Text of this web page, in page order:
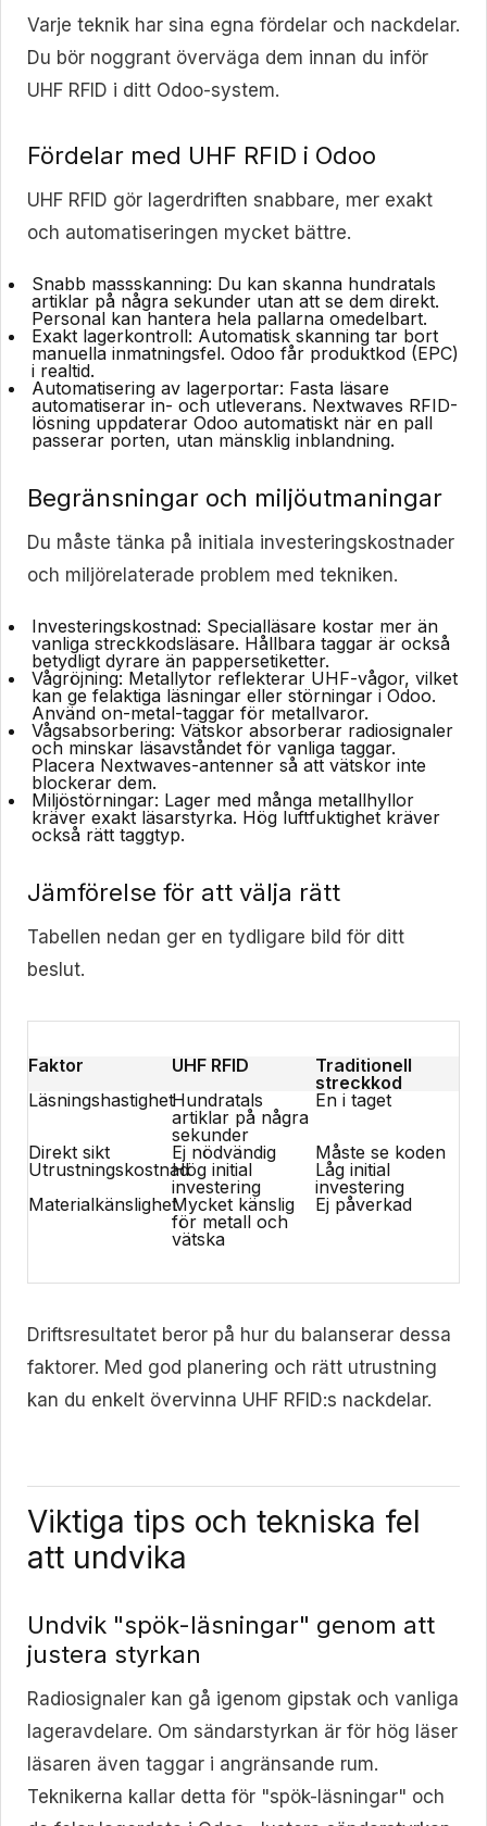
Varje teknik har sina egna fördelar och nackdelar.
Du bör noggrant överväga dem innan du inför
UHF RFID i ditt Odoo-system.
Fördelar med UHF RFID i Odoo
UHF RFID gör lagerdriften snabbare, mer exakt
och automatiseringen mycket bättre.
Snabb massskanning: Du kan skanna hundratals
artiklar på några sekunder utan att se dem direkt.
Personal kan hantera hela pallarna omedelbart.
Exakt lagerkontroll: Automatisk skanning tar bort
manuella inmatningsfel. Odoo får produktkod (EPC)
i realtid.
Automatisering av lagerportar: Fasta läsare
automatiserar in- och utleverans. Nextwaves RFID-
lösning uppdaterar Odoo automatiskt när en pall
passerar porten, utan mänsklig inblandning.
Begränsningar och miljöutmaningar
Du måste tänka på initiala investeringskostnader
och miljörelaterade problem med tekniken.
Investeringskostnad: Specialläsare kostar mer än
vanliga streckkodsläsare. Hållbara taggar är också
betydligt dyrare än pappersetiketter.
Vågröjning: Metallytor reflekterar UHF-vågor, vilket
kan ge felaktiga läsningar eller störningar i Odoo.
Använd on-metal-taggar för metallvaror.
Vågsabsorbering: Vätskor absorberar radiosignaler
och minskar läsavståndet för vanliga taggar.
Placera Nextwaves-antenner så att vätskor inte
blockerar dem.
Miljöstörningar: Lager med många metallhyllor
kräver exakt läsarstyrka. Hög luftfuktighet kräver
också rätt taggtyp.
Jämförelse för att välja rätt
Tabellen nedan ger en tydligare bild för ditt
beslut.
Faktor UHF RFID
Traditionell
streckkod
LäsningshastighetHundratals
artiklar på några
sekunder
En i taget
Direkt sikt Ej nödvändig
Måste se koden
UtrustningskostnadHög initial
investering
Låg initial
investering
MaterialkänslighetMycket känslig
för metall och
vätska
Ej påverkad
Driftsresultatet beror på hur du balanserar dessa
faktorer. Med god planering och rätt utrustning
kan du enkelt övervinna UHF RFID:s nackdelar.
Viktiga tips och tekniska fel
att undvika
Undvik "spök-läsningar" genom att
justera styrkan
Radiosignaler kan gå igenom gipstak och vanliga
lageravdelare. Om sändarstyrkan är för hög läser
läsaren även taggar i angränsande rum.
Teknikerna kallar detta för "spök-läsningar" och